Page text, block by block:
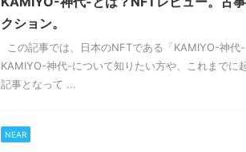
クション。
この記事では、日本のNFTである「KAMIYO-神代-
KAMIYO-神代-について知りたい方や、これまでに
記事となって ...
NEAR